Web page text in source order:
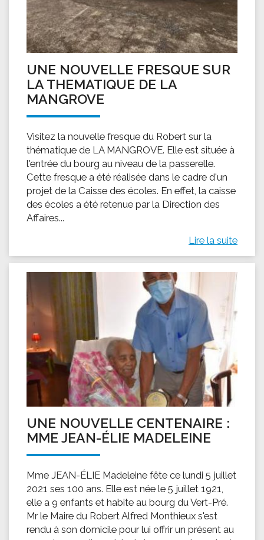
UNE NOUVELLE FRESQUE SUR
LA THEMATIQUE DE LA
MANGROVE
Visitez la nouvelle fresque du Robert sur la
thématique de LA MANGROVE. Elle est située à
l'entrée du bourg au niveau de la passerelle.
Cette fresque a été réalisée dans le cadre d'un
projet de la Caisse des écoles. En effet, la caisse
des écoles a été retenue par la Direction des
Affaires...
Lire la suite
UNE NOUVELLE CENTENAIRE :
MME JEAN-ÉLIE MADELEINE
Mme JEAN-ÉLIE Madeleine fête ce lundi 5 juillet
2021 ses 100 ans. Elle est née le 5 juillet 1921,
elle a 9 enfants et habite au bourg du Vert-Pré.
Mr le Maire du Robert Alfred Monthieux s'est
rendu à son domicile pour lui offrir un présent au